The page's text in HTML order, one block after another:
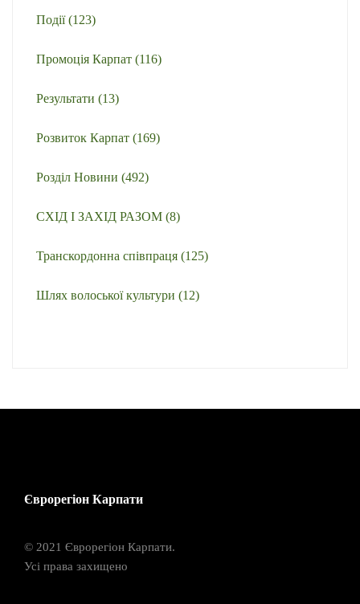
Події(123)
Промоція Карпат (116)
Результати (13)
Розвиток Карпат (169)
Розділ Новини (492)
СХІД І ЗАХІД РАЗОМ (8)
Транскордонна співпраця (125)
Шлях волоської культури (12)
Єврорегіон Карпати
© 2021 Єврорегіон Карпати.
Усі права захищено